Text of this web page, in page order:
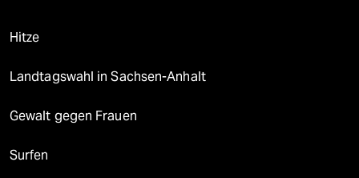
Hitze
Landtagswahl in Sachsen-Anhalt
Gewalt gegen Frauen
Surfen